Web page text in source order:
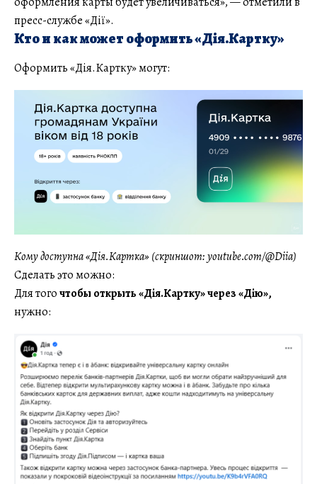
пресс-службе «Дії».
Кто и как может оформить «Дія.Картку»
Оформить «Дія.Картку» могут:
Кому доступна «Дія.Картка» (скриншот: youtube.com/@Diia)
Сделать это можно:
Для тогочтобы открыть «Дія.Картку» через «Дію»,
нужно: